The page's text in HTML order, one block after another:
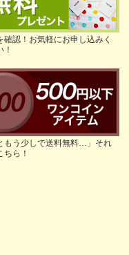
確認！お気軽にお申し込みく
！
もう少しで送料無料…」それ
ちら！